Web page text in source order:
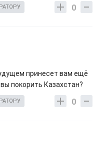
0
принесет вам ещё
покорить Казахстан?
0